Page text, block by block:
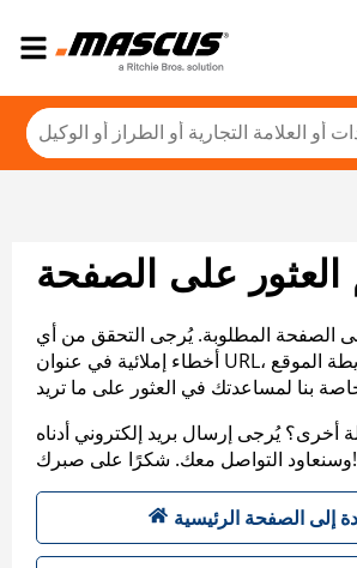
العثور على الصفحة
الصفحة المطلوبة. يُرجى التحقق من أي
أخطاء إملائية في عنوان URL، أو عرض خريطة الموقع
يُرجى إرسال بريد إلكتروني أدناه
وسنعاود التواصل معك. شكرًا على صبرك!
إلى الصفحة الرئيسية